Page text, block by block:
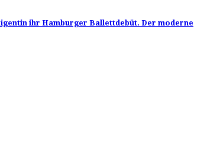
ihr Hamburger Ballettdebüt. Der moderne